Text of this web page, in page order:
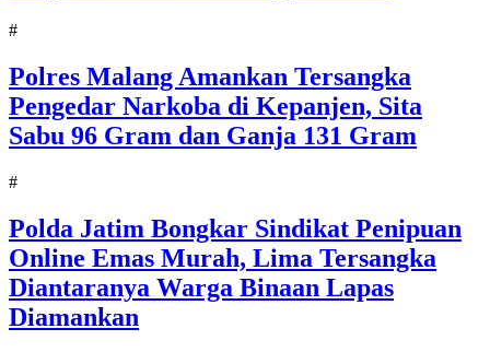
#
Polres Malang Amankan Tersangka
Pengedar Narkoba di Kepanjen, Sita
Sabu 96 Gram dan Ganja 131 Gram
#
Polda Jatim Bongkar Sindikat Penipuan
Online Emas Murah, Lima Tersangka
Diantaranya Warga Binaan Lapas
Diamankan